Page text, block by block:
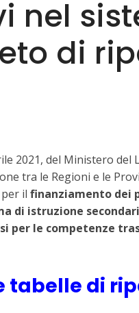
nel
di
2021, del Ministero
tra le Regioni e le
il finanziamento dei
di istruzione
per le competenze
tabelle di